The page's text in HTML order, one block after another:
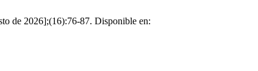
de 2026];(16):76-87. Disponible en: